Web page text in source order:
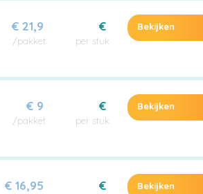
€ 21,9
/pakket
€
per stuk
Bekijken
€ 9
/pakket
€
per stuk
Bekijken
€ 16,95 € Bekijken